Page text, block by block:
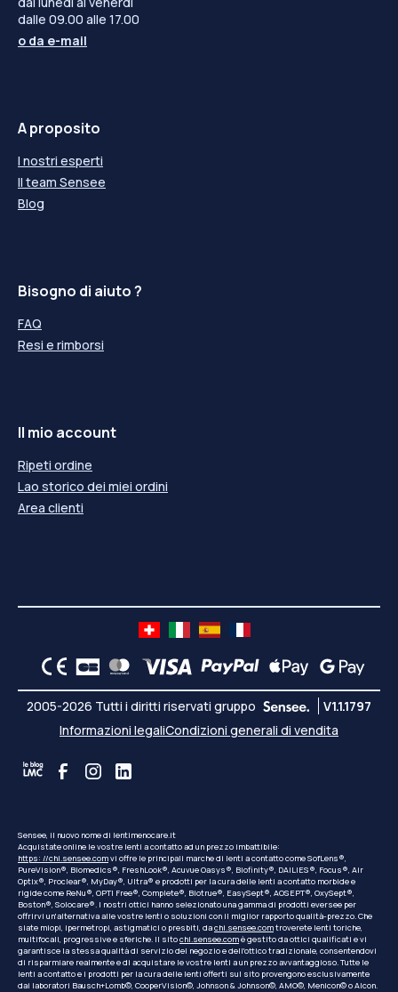
dalle 09.00 alle 17.00
o da e-mail
A proposito
I nostri esperti
Il team Sensee
Blog
Bisogno di aiuto ?
FAQ
Resi e rimborsi
Il mio account
Ripeti ordine
Lao storico dei miei ordini
Area clienti
2005-2026 Tutti i diritti riservati gruppo
V1.1.1797
Informazioni legaliCondizioni generali di vendita
Sensee, il nuovo nome di lentimenocare.it
Acquistate online le vostre lenti a contatto ad un prezzo imbattibile:
https: //chi.sensee.comvi offre le principali marche di lenti a contatto come SofLens®,
PureVision®, Biomedics®, FreshLook®, Acuvue Oasys®, Biofinity®, DAILIES®, Focus®, Air
Optix®, Proclear®, MyDay®, Ultra® e prodotti per la cura delle lenti a contatto morbide e
rigide come ReNu®, OPTI Free®, Complete®, Biotrue®, EasySept®, AOSEPT®, OxySept®,
Boston®, Solocare®. I nostri ottici hanno selezionato una gamma di prodotti eversee per
offrirvi un'alternativa alle vostre lenti o soluzioni con il miglior rapporto qualità-prezzo. Che
siate miopi, ipermetropi, astigmatici o presbiti, dachi.sensee.comtroverete lenti toriche,
multifocali, progressive e sferiche. Il sitochi.sensee.comè gestito da ottici qualificati e vi
garantisce la stessa qualità di servizio del negozio e dell'ottico tradizionale, consentendovi
di risparmiare realmente e di acquistare le vostre lenti a un prezzo avvantaggioso. Tutte le
lenti a contatto e i prodotti per la cura delle lenti offerti sul sito provengono esclusivamente
dai laboratori Bausch+Lomb©, CooperVision©, Johnson & Johnson©, AMO©, Menicon© o Alcon.